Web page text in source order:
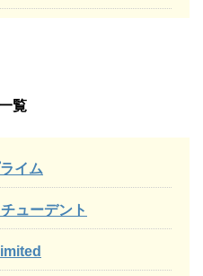
覧
イム
ューデント